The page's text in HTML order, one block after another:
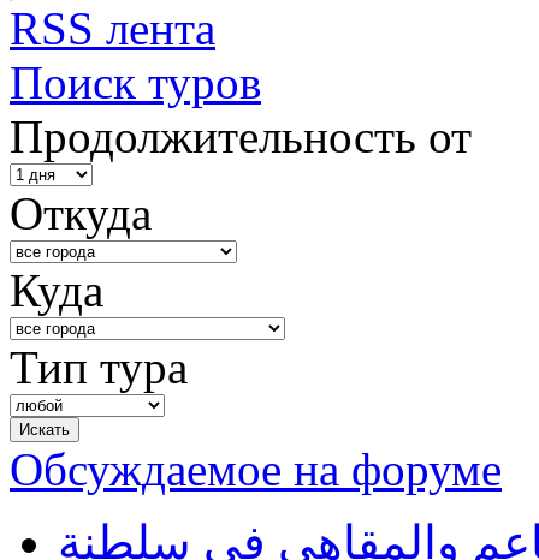
RSS лента
Поиск туров
Продолжительность от
Откуда
Куда
Тип тура
Обсуждаемое на форуме
والمقاهي في سلطنة